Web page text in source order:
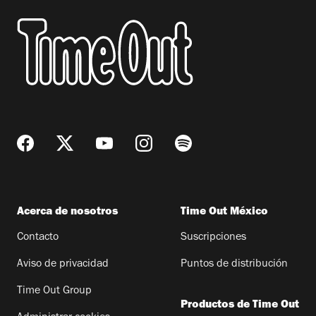
Acerca de nosotros
Contacto
Aviso de privacidad
Time Out Group
Time Out México
Suscripciones
Puntos de distribución
Productos de Time Out